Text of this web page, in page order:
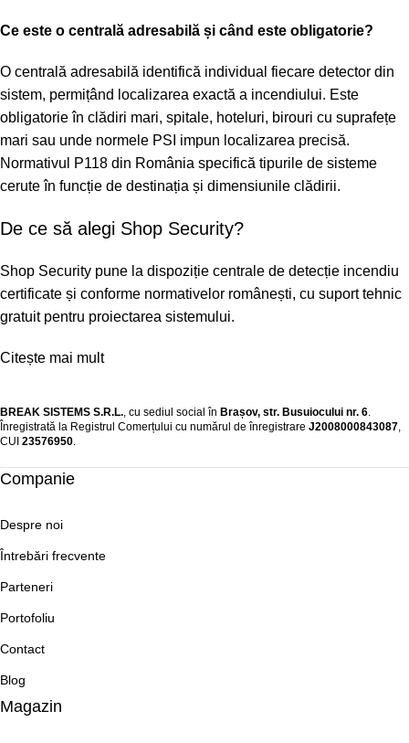
Ce este o centrală adresabilă și când este obligatorie?
O centrală adresabilă identifică individual fiecare detector din
sistem, permițând localizarea exactă a incendiului. Este
obligatorie în clădiri mari, spitale, hoteluri, birouri cu suprafețe
mari sau unde normele PSI impun localizarea precisă.
Normativul P118 din România specifică tipurile de sisteme
cerute în funcție de destinația și dimensiunile clădirii.
De ce să alegi Shop Security?
Shop Security pune la dispoziție centrale de detecție incendiu
certificate și conforme normativelor românești, cu suport tehnic
gratuit pentru proiectarea sistemului.
Citește mai mult
BREAK SISTEMS S.R.L. , cu sediul social în Brașov, str. Busuiocului nr. 6
Înregistrată la Registrul Comerțului cu numărul de înregistrare J2008000843087
CUI 23576950
Companie
Despre noi
Întrebări frecvente
Parteneri
Portofoliu
Contact
Blog
Magazin